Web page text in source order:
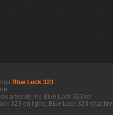
Blue Lock 323.
amis de lire Blue Lock 323 ici
323 en ligne, Blue Lock 323